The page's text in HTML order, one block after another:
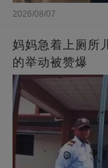
2026/08/07
妈妈急着上厕所
的举动被赞爆